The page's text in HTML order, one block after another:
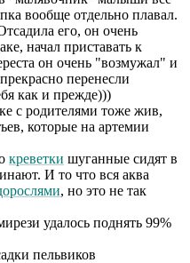
вообще отдельно плавал.
его, он очень
начал приставать к
он очень "возмужал" и
перенесли
как и прежде)))
с родителями тоже жив,
которые на артемии
креветки шуганные сидят в
И то что вся аква
, но это не так
удалось поднять 99%
пельвиков